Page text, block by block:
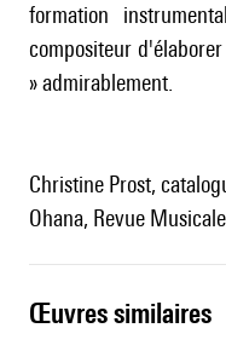
formation
compositeur
» admirablement.
Christine Prost,
Ohana, Revue
œuvres similaires